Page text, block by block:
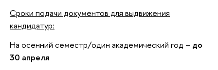
Сроки подачи документов для выдвижения
кандидатур:
На осенний семестр/один академический год – до
30 апреля